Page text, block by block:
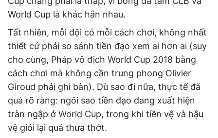
World Cup là khác hẳn nhau.
Tất nhiên, mỗi đội có mỗi cách chơi, không nhất
thiết cứ phải so sánh tiền đạo xem ai hơn ai (suy
cho cùng, Pháp vô địch World Cup 2018 bằng
cách chơi mà không cần trung phong Olivier
Giroud phải ghi bàn). Dù sao đi nữa, thực tế đã
quá rõ ràng: ngôi sao tiền đạo đang xuất hiện
tràn ngập ở World Cup, trong khi tiền vệ và hậu
vệ giỏi lại quá thưa thớt.